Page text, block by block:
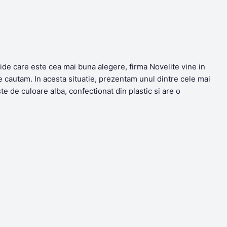
care este cea mai buna alegere, firma Novelite vine in
In acesta situatie, prezentam unul dintre cele mai
de culoare alba, confectionat din plastic si are o